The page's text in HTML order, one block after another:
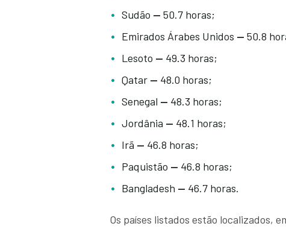
Sudão — 50.7 horas;
Emirados Árabes Unidos — 50.8
Lesoto — 49.3 horas;
Qatar — 48.0 horas;
Senegal — 48.3 horas;
Jordânia — 48.1 horas;
Irã — 46.8 horas;
Paquistão — 46.8 horas;
Bangladesh — 46.7 horas.
Os países listados estão localizados,